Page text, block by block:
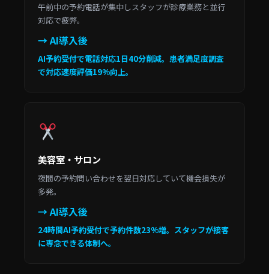
午前中の予約電話が集中しスタッフが診療業務と並行
対応で疲弊。
→ AI導入後
AI予約受付で電話対応1日40分削減。患者満足度調査
で対応速度評価19%向上。
美容室・サロン
夜間の予約問い合わせを翌日対応していて機会損失が
多発。
→ AI導入後
24時間AI予約受付で予約件数23%増。スタッフが接客
に専念できる体制へ。